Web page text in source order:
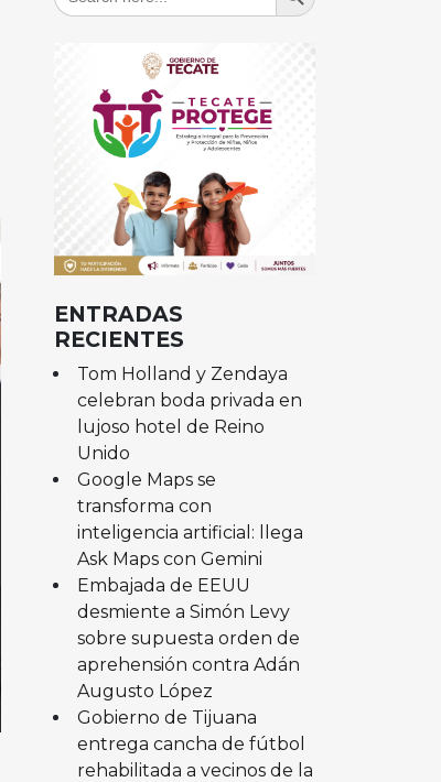
ENTRADAS
RECIENTES
Tom Holland y Zendaya
celebran boda privada en
lujoso hotel de Reino
Unido
Google Maps se
transforma con
inteligencia artificial: llega
Ask Maps con Gemini
Embajada de EEUU
desmiente a Simón Levy
sobre supuesta orden de
aprehensión contra Adán
Augusto López
Gobierno de Tijuana
entrega cancha de fútbol
rehabilitada a vecinos de la